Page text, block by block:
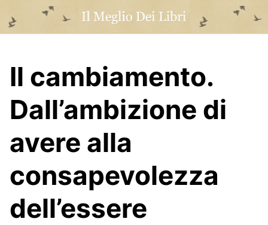
content
Il cambiamento.
Dall’ambizione di
avere alla
consapevolezza
dell’essere